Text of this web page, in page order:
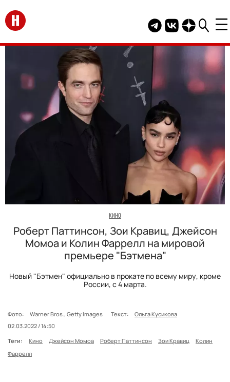
Перейти на главную
Telegram канал
Группа HELLO
Канал
КИНО
Роберт Паттинсон, Зои Кравиц, Джейсон
Момоа и Колин Фаррелл на мировой
премьере "Бэтмена"
Новый "Бэтмен" официально в прокате по всему миру, кроме
России, с 4 марта.
Фото: Warner Bros., Getty Images Текст:
Ольга Кусикова
02.03.2022 / 14:50
Теги:
Кино Джейсон Момоа Роберт Паттинсон Зои Кравиц
Колин
Фаррелл